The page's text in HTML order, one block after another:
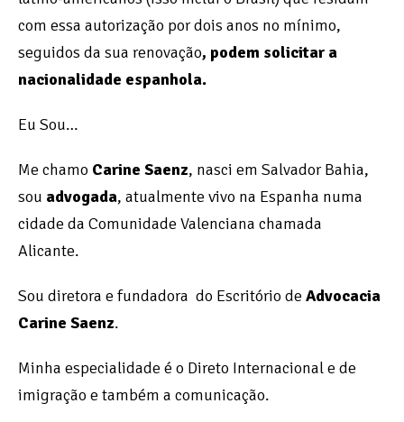
com essa autorização por dois anos no mínimo,
seguidos da sua renovação, podem solicitar a
nacionalidade espanhola.
Eu Sou…
Me chamo Carine Saenz, nasci em Salvador Bahia,
sou advogada, atualmente vivo na Espanha numa
cidade da Comunidade Valenciana chamada
Alicante.
Sou diretora e fundadora do Escritório de Advocacia
Carine Saenz.
Minha especialidade é o Direto Internacional e de
imigração e também a comunicação.